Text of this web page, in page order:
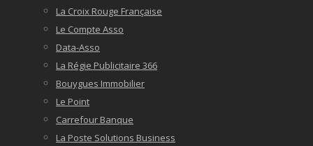
La Croix Rouge Française
Le Compte Asso
Data-Asso
La Régie Publicitaire 366
Bouygues Immobilier
Le Point
Carrefour Banque
La Poste Solutions Business